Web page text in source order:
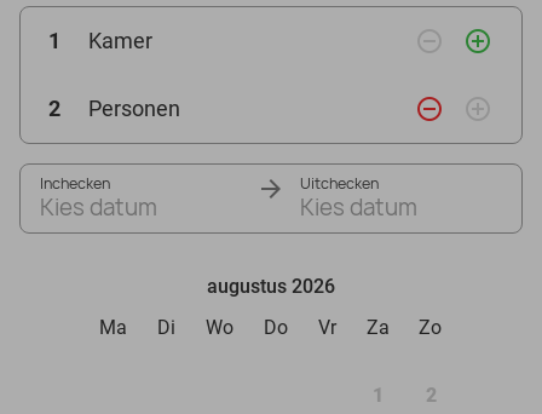
1 Kamer remove_circle_outline add_circle_outline
2 Personen remove_circle_outline add_circle_outline
Inchecken
Kies datum
Uitchecken
Kies datum
augustus 2026
Ma
Di Wo Do Vr Za Zo
1 2